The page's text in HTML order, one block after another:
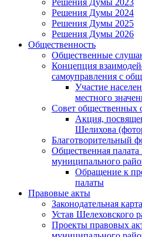
Решения Думы 2024
Решения Думы 2025
Решения Думы 2026
Общественность
Общественные
Концепция
самоуправления с
Участие
местного
Совет общественных
Акция,
Шелихова
Благотворительный
Общественная
муниципального
Обращение к
палаты
Правовые акты
Законодательная карта
Устав Шелеховского
Проекты правовых